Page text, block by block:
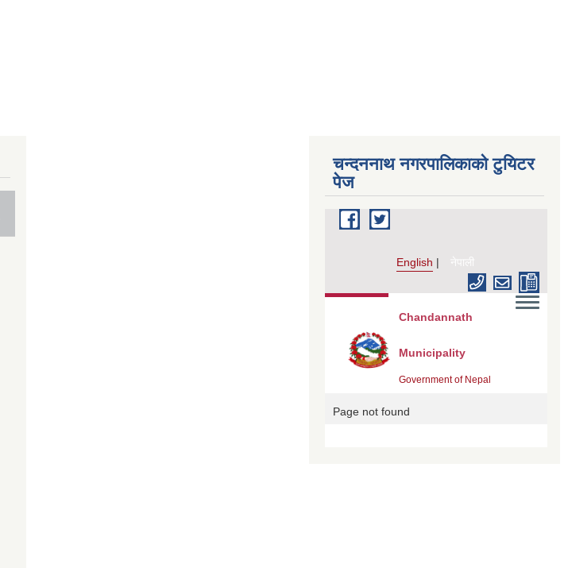
चन्दननाथ नगरपालिकाको टुयिटर
पेज